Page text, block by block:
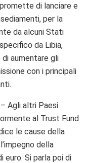
di lanciare e
per la
da alcuni Stati
da Libia,
di aumentare gli
con i principali
– Agli altri Paesi
al Trust Fund
le cause della
della
euro. Si parla poi di